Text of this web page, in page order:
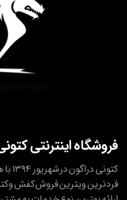
فروشگاه اینترنتی
فردترین ویترین فروش کفش